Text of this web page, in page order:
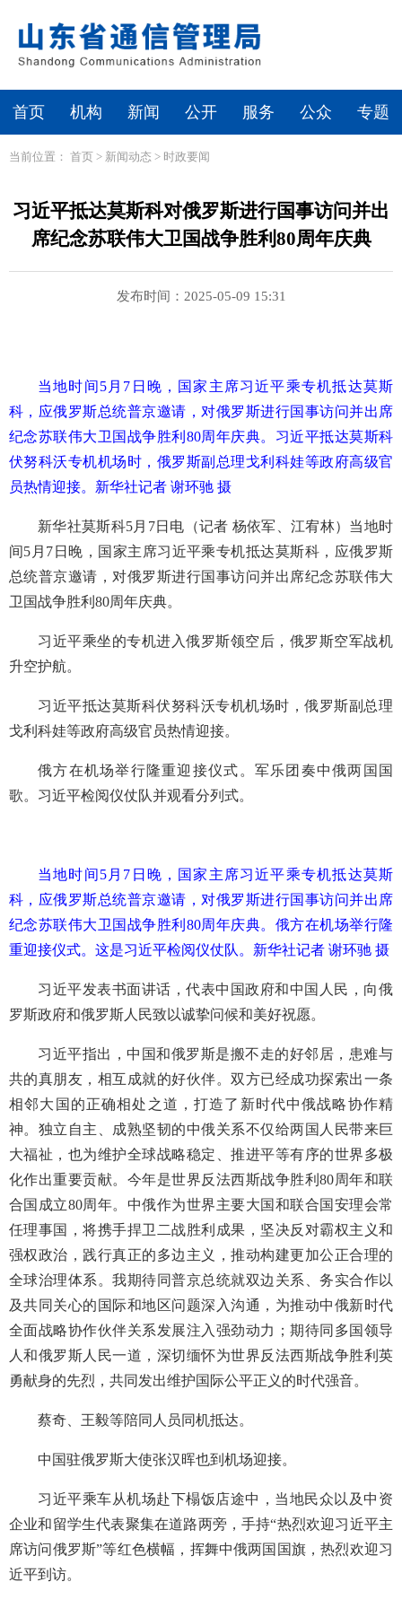
首页 机构 新闻 公开 服务 公众 专题
当前位置： 首页 > 新闻动态 > 时政要闻
习近平抵达莫斯科对俄罗斯进行国事访问并出
席纪念苏联伟大卫国战争胜利80周年庆典
发布时间：2025-05-09 15:31
当地时间5月7日晚，国家主席习近平乘专机抵达莫斯
科，应俄罗斯总统普京邀请，对俄罗斯进行国事访问并出席
纪念苏联伟大卫国战争胜利80周年庆典。习近平抵达莫斯科
伏努科沃专机机场时，俄罗斯副总理戈利科娃等政府高级官
员热情迎接。新华社记者 谢环驰 摄
新华社莫斯科5月7日电（记者 杨依军、江宥林）当地时
间5月7日晚，国家主席习近平乘专机抵达莫斯科，应俄罗斯
总统普京邀请，对俄罗斯进行国事访问并出席纪念苏联伟大
卫国战争胜利80周年庆典。
习近平乘坐的专机进入俄罗斯领空后，俄罗斯空军战机
升空护航。
习近平抵达莫斯科伏努科沃专机机场时，俄罗斯副总理
戈利科娃等政府高级官员热情迎接。
俄方在机场举行隆重迎接仪式。军乐团奏中俄两国国
歌。习近平检阅仪仗队并观看分列式。
当地时间5月7日晚，国家主席习近平乘专机抵达莫斯
科，应俄罗斯总统普京邀请，对俄罗斯进行国事访问并出席
纪念苏联伟大卫国战争胜利80周年庆典。俄方在机场举行隆
重迎接仪式。这是习近平检阅仪仗队。新华社记者 谢环驰 摄
习近平发表书面讲话，代表中国政府和中国人民，向俄
罗斯政府和俄罗斯人民致以诚挚问候和美好祝愿。
习近平指出，中国和俄罗斯是搬不走的好邻居，患难与
共的真朋友，相互成就的好伙伴。双方已经成功探索出一条
相邻大国的正确相处之道，打造了新时代中俄战略协作精
神。独立自主、成熟坚韧的中俄关系不仅给两国人民带来巨
大福祉，也为维护全球战略稳定、推进平等有序的世界多极
化作出重要贡献。今年是世界反法西斯战争胜利80周年和联
合国成立80周年。中俄作为世界主要大国和联合国安理会常
任理事国，将携手捍卫二战胜利成果，坚决反对霸权主义和
强权政治，践行真正的多边主义，推动构建更加公正合理的
全球治理体系。我期待同普京总统就双边关系、务实合作以
及共同关心的国际和地区问题深入沟通，为推动中俄新时代
全面战略协作伙伴关系发展注入强劲动力；期待同多国领导
人和俄罗斯人民一道，深切缅怀为世界反法西斯战争胜利英
勇献身的先烈，共同发出维护国际公平正义的时代强音。
蔡奇、王毅等陪同人员同机抵达。
中国驻俄罗斯大使张汉晖也到机场迎接。
习近平乘车从机场赴下榻饭店途中，当地民众以及中资
企业和留学生代表聚集在道路两旁，手持“热烈欢迎习近平主
席访问俄罗斯”等红色横幅，挥舞中俄两国国旗，热烈欢迎习
近平到访。